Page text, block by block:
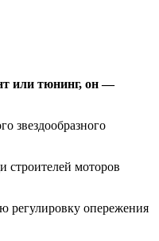
или тюнинг, он —
звездообразного
строителей моторов
регулировку опережения